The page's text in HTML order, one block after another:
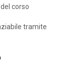
corso
tramite